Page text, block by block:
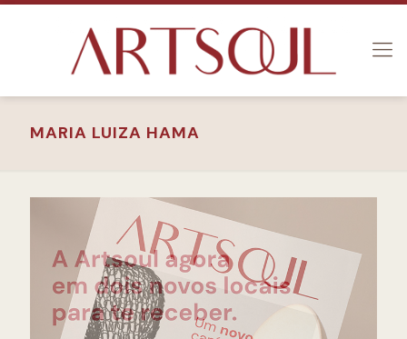
MARIA LUIZA HAMA